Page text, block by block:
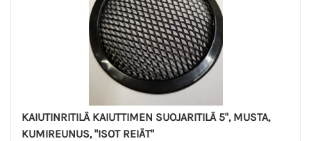
KAIUTINRITILÄ KAIUTTIMEN SUOJARITILÄ 5", MUSTA,
KUMIREUNUS, "ISOT REIÄT"